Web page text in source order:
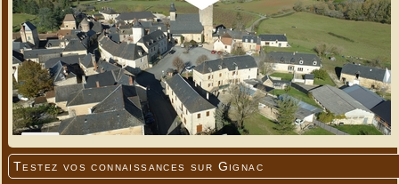
Testez vos connaissances sur Gignac